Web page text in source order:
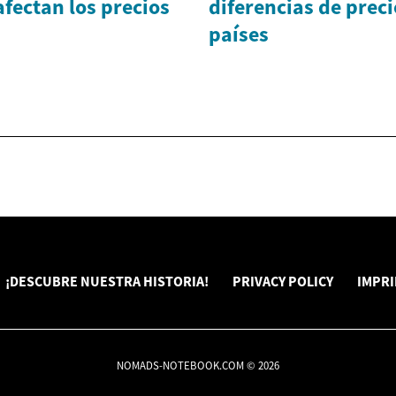
los precios
diferencias de
países
¡DESCUBRE NUESTRA HISTORIA! PRIVACY POLICY
NOMADS-NOTEBOOK.COM © 2026